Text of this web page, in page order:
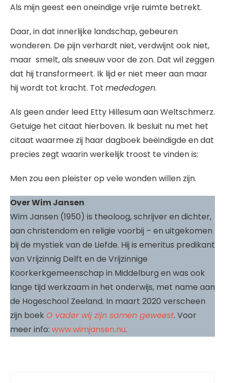
Als mijn geest een oneindige vrije ruimte betrekt.
Daar, in dat innerlijke landschap, gebeuren
wonderen. De pijn verhardt niet, verdwijnt ook niet,
maar smelt, als sneeuw voor de zon. Dat wil zeggen
dat hij transformeert. Ik lijd er niet meer aan maar
hij wordt tot kracht. Tot mededogen.
Als geen ander leed Etty Hillesum aan Weltschmerz.
Getuige het citaat hierboven. Ik besluit nu met het
citaat waarmee zij haar dagboek beëindigde en dat
precies zegt waarin werkelijk troost te vinden is:
Men zou een pleister op vele wonden willen zijn.
Over Wim Jansen
Wim Jansen (1950) is theoloog, schrijver en dichter,
aan christendom en religie voorbij – en uitgekomen
bij de mystiek van de Liefde. Hij is emeritus predikant
van Vrijzinnig Delft en de Vrijzinnige
Koorkerkgemeenschap in Middelburg en was ook
lange tijd werkzaam in het onderwijs, met name aan
de Hogeschool Zeeland. In maart 2020 verscheen
zijn boek O vader wij zijn samen geweest. Voor
meer info: www.wimjansen.nu.